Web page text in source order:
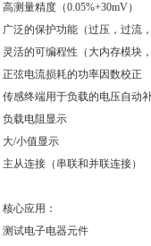
高测量精度（0.05%+30mV）
广泛的保护功能（过压，过流
灵活的可编程性（大内存模块
正弦电流损耗的功率因数校正
传感终端用于负载的电压自动
负载电阻显示
大/小值显示
主从连接（串联和并联连接）
核心应用：
测试电子电器元件